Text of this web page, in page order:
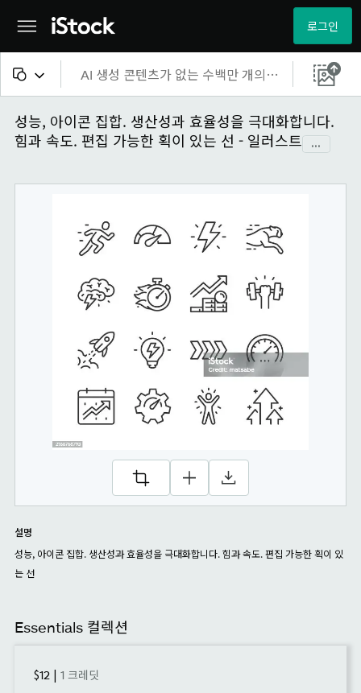
로그인
모든 콘텐츠
이미지
사진
벡터
성능, 아이콘 집합. 생산성과 효율성을 극대화합니다.
힘과 속도. 편집 가능한 획이 있는 선 - 일러스트 ...
설명
성능, 아이콘 집합. 생산성과 효율성을 극대화합니다. 힘과 속도. 편집 가능한 획이 있
는 선
Essentials 컬렉션
$12 | 1 크레딧